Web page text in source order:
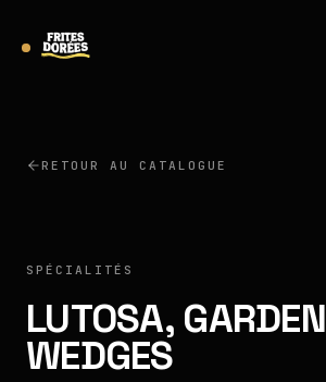
RETOUR AU CATALOGUE
SPÉCIALITÉS
LUTOSA, GARDEN
WEDGES